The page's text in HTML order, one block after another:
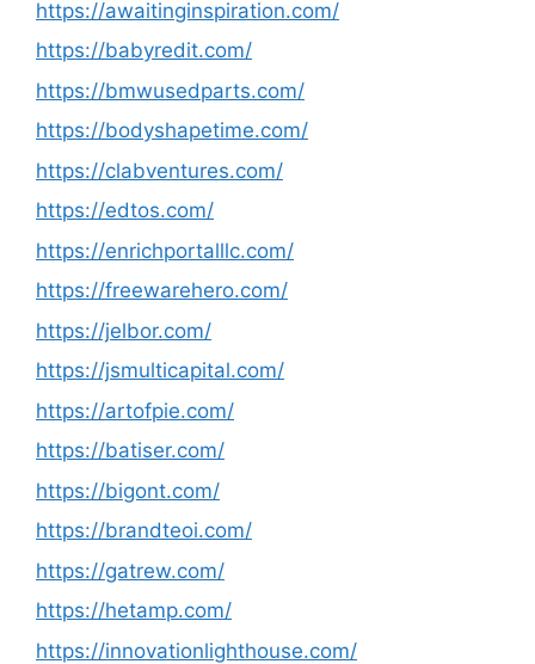
https://awaitinginspiration.com/
https://babyredit.com/
https://bmwusedparts.com/
https://bodyshapetime.com/
https://clabventures.com/
https://edtos.com/
https://enrichportalllc.com/
https://freewarehero.com/
https://jelbor.com/
https://jsmulticapital.com/
https://artofpie.com/
https://batiser.com/
https://bigont.com/
https://brandteoi.com/
https://gatrew.com/
https://hetamp.com/
https://innovationlighthouse.com/